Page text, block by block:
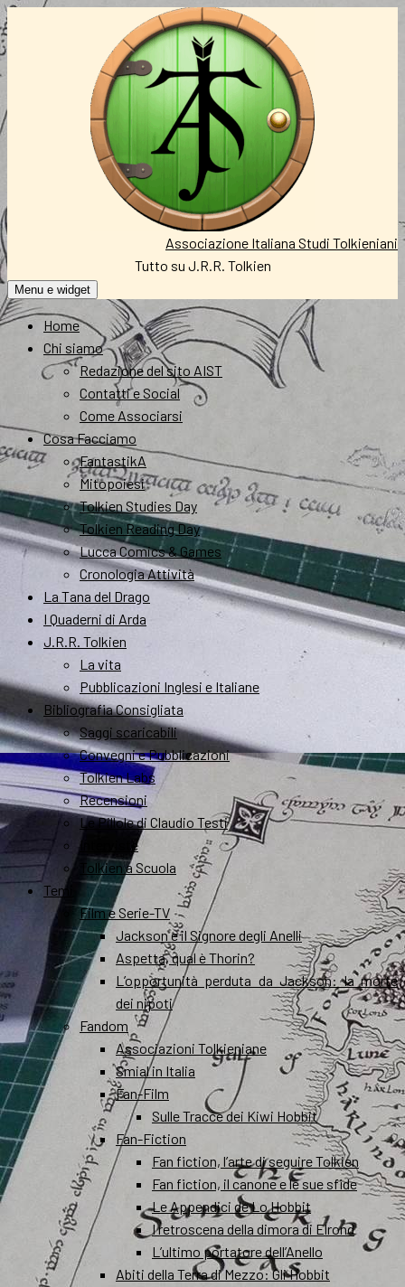
Vai
al
Associazione Italiana Studi Tolkieniani
Tutto su J.R.R. Tolkien
Menu e widget
Home
Chi siamo
Redazione del sito AIST
Contatti e Social
Come Associarsi
Cosa Facciamo
FantastikA
Mitopoiesi
Tolkien Studies Day
Tolkien Reading Day
Lucca Comics & Games
Cronologia Attività
La Tana del Drago
I Quaderni di Arda
J.R.R. Tolkien
La vita
Pubblicazioni Inglesi e Italiane
Bibliografia Consigliata
Saggi scaricabili
Convegni e Pubblicazioni
Tolkien Labs
Recensioni
Le Pillole di Claudio Testi
Interviste
Tolkien a Scuola
Temi
Film e Serie-TV
Jackson e il Signore degli Anelli
Aspetta, qual è Thorin?
L’opportunità perduta da Jackson: la morte
dei nipoti
Fandom
Associazioni Tolkieniane
Smial in Italia
Fan-Film
Sulle Tracce dei Kiwi Hobbit
Fan-Fiction
Fan fiction, l’arte di seguire Tolkien
Fan fiction, il canone e le sue sfide
Le Appendici de Lo Hobbit
I retroscena della dimora di Elrond
L’ultimo portatore dell’Anello
Abiti della Terra di Mezzo: Gli Hobbit